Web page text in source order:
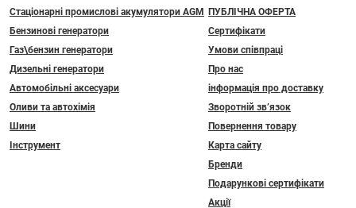
Стаціонарні промислові акумулятори АGM
Бензинові генератори
Газ\бензин генератори
Дизельні генератори
Автомобільні аксесуари
Оливи та автохімія
Шини
Інструмент
ПУБЛІЧНА ОФЕРТА
Сертифікати
Умови співпраці
Про нас
інформація про доставку
Зворотній зв’язок
Повернення товару
Карта сайту
Бренди
Подарункові сертифікати
Акції